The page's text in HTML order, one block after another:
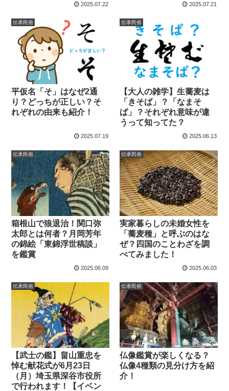
2025.07.22 2025.07.21
伝承民俗
平仮名「そ」はなぜ2通
り？どっちが正しい？そ
れぞれの由来も紹介！
2025.07.19
伝承民俗
【大人の雑学】生蕎麦は
「きそば」？「なまそ
ば」？それぞれ意味が違
うって知ってた？
2025.06.13
伝承民俗
箱根山で狼退治！関口弥
太郎とは何者？月岡芳年
の錦絵「東錦浮世稿談」
を鑑賞
2025.06.09
伝承民俗
実家暮らしの未婚女性を
「蕎麦種」と呼ぶのはな
ぜ？四国のことわざを調
べてみました！
2025.06.03
伝承民俗
【武士の鑑】畠山重忠を
悼む献花式が6月23日
（月）埼玉県深谷市役所
で行われます！【イベン
伝承民俗
仏像鑑賞が楽しくなる？
仏像4種類の見分け方を紹
介！